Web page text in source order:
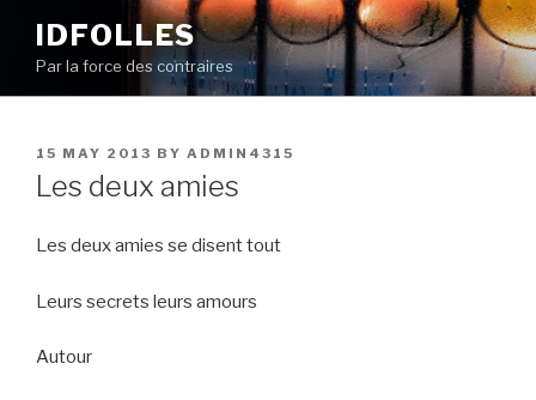
content
IDFOLLES
Par la force des contraires
POSTED
ON
15 MAY 2013 BY ADMIN4315
Les deux amies
Les deux amies se disent tout
Leurs secrets leurs amours
Autour